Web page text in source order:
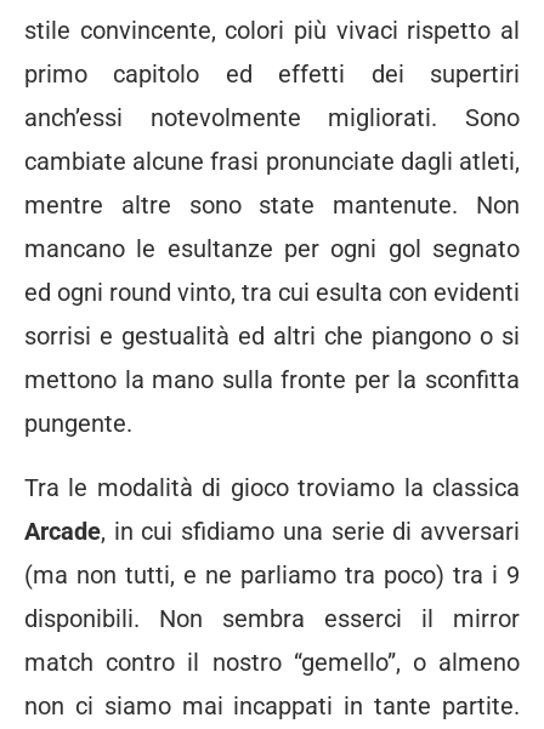
stile convincente, colori più vivaci rispetto al
primo capitolo ed effetti dei supertiri
anch’essi notevolmente migliorati. Sono
cambiate alcune frasi pronunciate dagli atleti,
mentre altre sono state mantenute. Non
mancano le esultanze per ogni gol segnato
ed ogni round vinto, tra cui esulta con evidenti
sorrisi e gestualità ed altri che piangono o si
mettono la mano sulla fronte per la sconfitta
pungente.
Tra le modalità di gioco troviamo la classica
Arcade, in cui sfidiamo una serie di avversari
(ma non tutti, e ne parliamo tra poco) tra i 9
disponibili. Non sembra esserci il mirror
match contro il nostro “gemello”, o almeno
non ci siamo mai incappati in tante partite.